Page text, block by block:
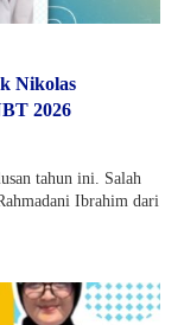
Nikolas
2026
tahun ini. Salah
Ibrahim dari